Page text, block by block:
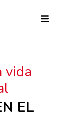
vida
EL